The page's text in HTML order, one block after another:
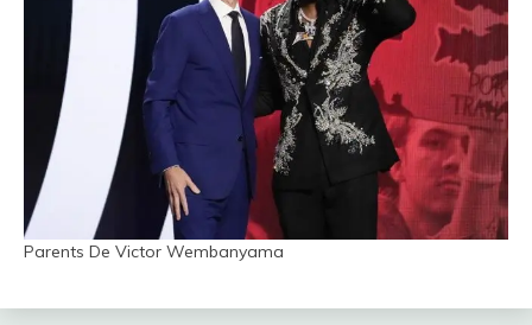
Parents De Victor Wembanyama